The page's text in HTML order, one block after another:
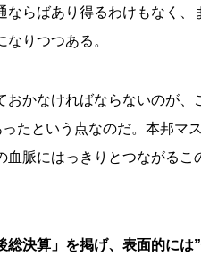
らばあり得るわけもなく
りつつある。
おかなければならないのが
たという点なのだ。本邦
脈にはっきりとつながる
総決算」を掲げ、表面的に